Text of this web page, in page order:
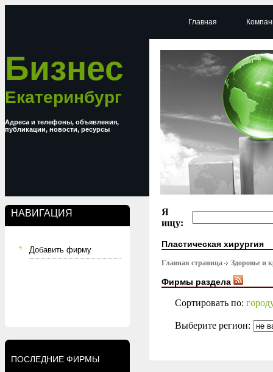
Бизнес
Екатеринбург
Адреса и телефоны, объявления,
публикации, новости, ресурсы
НАВИГАЦИЯ
Добавить фирму
ПОСЛЕДНИЕ ФИРМЫ
Главная
Я
ищу:
Пластическая хирургия
Главная страница Здоровье и
Фирмы раздела
Сортировать по:
Выберите регион: